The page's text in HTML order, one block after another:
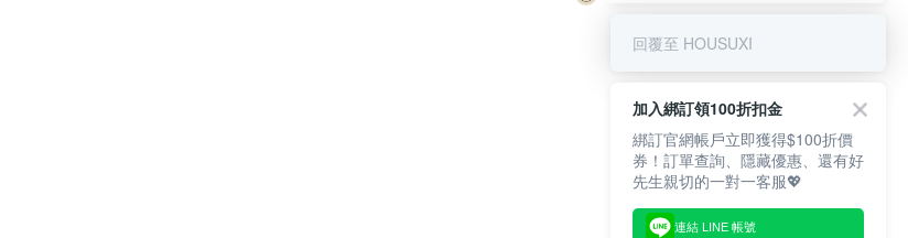
回覆至 HOUSUXI
加入綁訂領100折扣金
綁訂官網帳戶立即獲得$100折價
券！訂單查詢、隱藏優惠、還有好
先生親切的一對一客服💖
連結 LINE 帳號